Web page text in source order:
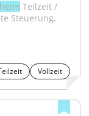
Teilzeit /
Steuerung,
Vollzeit